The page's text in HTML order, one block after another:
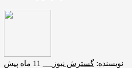
نویسنده: گسترش نیوز 11 ماه پیش